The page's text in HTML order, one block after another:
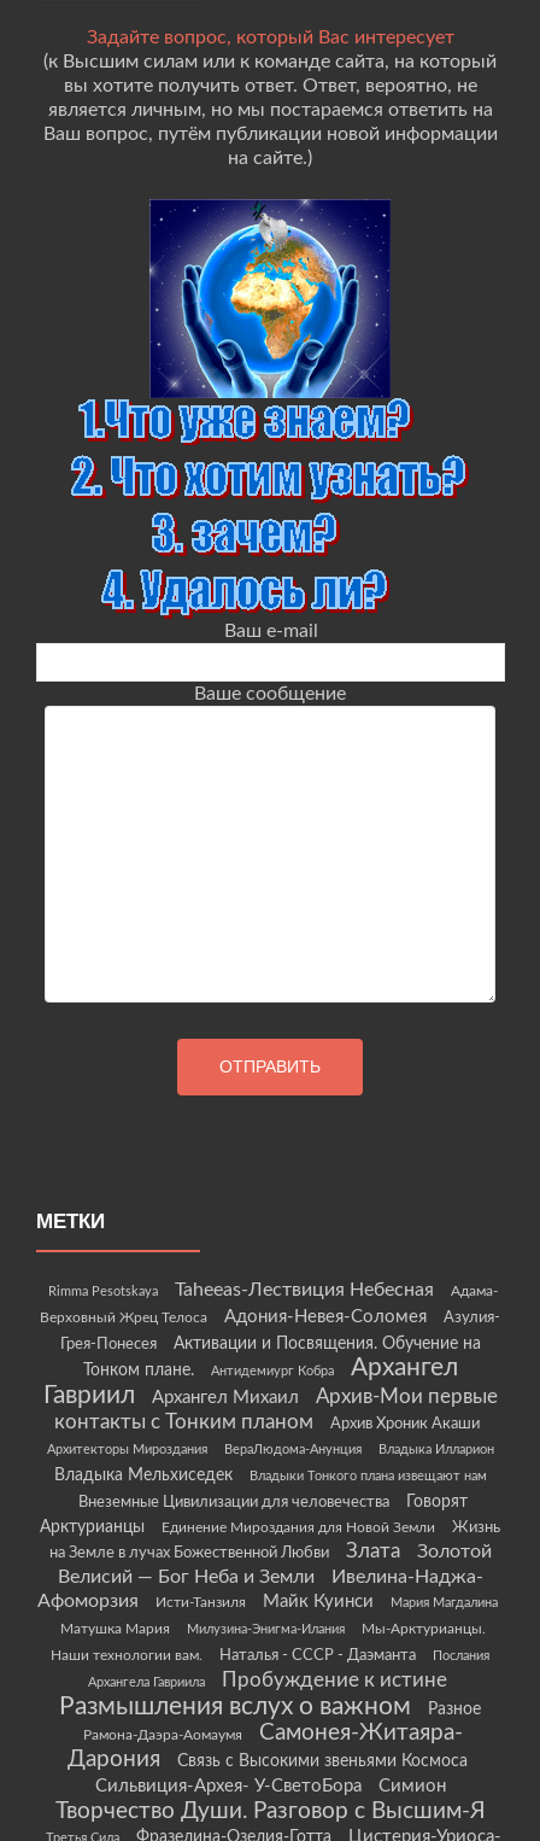
Задайте вопрос, который Вас интересует
(к Высшим силам или к команде сайта, на который
вы хотите получить ответ. Ответ, вероятно, не
является личным, но мы постараемся ответить на
Ваш вопрос, путём публикации новой информации
на сайте.)
Ваш e-mail
Ваше сообщение
МЕТКИ
Rimma Pesotskaya Taheeas-Лествиция Небесная
Адама-
Верховный Жрец Телоса
Адония-Невея-Соломея
Азулия-
Грея-Понесея
Активации и Посвящения. Обучение на
Тонком плане.
Антидемиург Кобра
Архангел
Гавриил
Архангел Михаил
Архив-Мои первые
контакты с Тонким планом
Архив Хроник Акаши
Архитекторы Мироздания ВераЛюдома-Анунция Владыка Илларион
Владыка Мельхиседек Владыки Тонкого плана извещают нам
Внеземные Цивилизации для человечества
Говорят
Арктурианцы
Единение Мироздания для Новой Земли
Жизнь
на Земле в лучах Божественной Любви
Злата
Золотой
Велисий — Бог Неба и Земли
Ивелина-Наджа-
Афоморзия
Исти-Танзиля Майк Куинси Мария Магдалина
Матушка Мария Милузина-Энигма-Илания
Мы-Арктурианцы.
Наши технологии вам.
Наталья - СССР - Даэманта
Послания
Архангела Гавриила
Пробуждение к истине
Размышления вслух о важном Разное
Рамона-Даэра-Аомаумя
Самонея-Житаяра-
Дарония
Связь с Высокими звеньями Космоса
Сильвиция-Архея- У-СветоБора Симион
Творчество Души. Разговор с Высшим-Я
Цистерия-Уриоса-